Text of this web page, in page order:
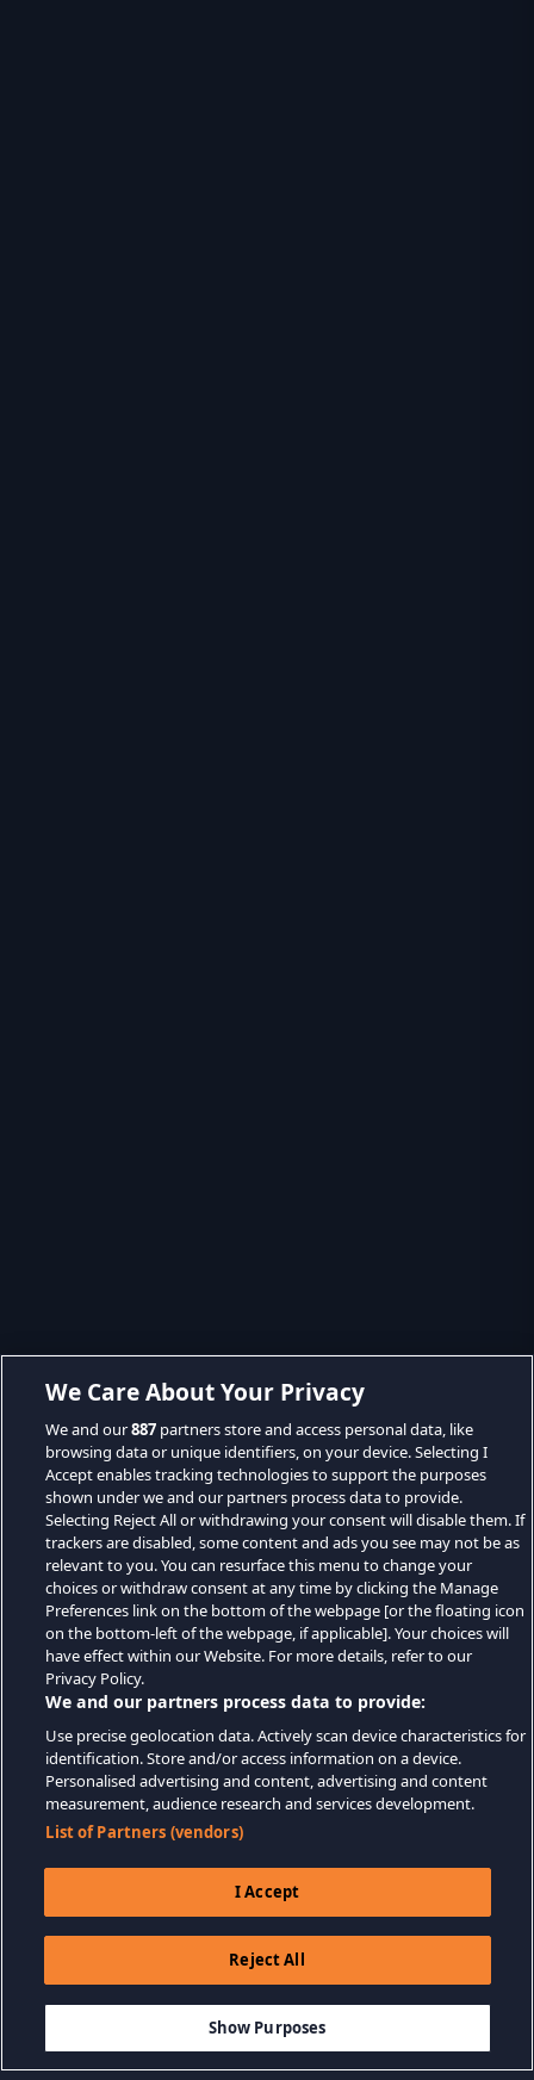
-70% $39.99
IN DEN WARENKORB LEGEN
We Care About Your Privacy
We and our887 partners store and access personal data, like
browsing data or unique identifiers, on your device. Selecting I
Accept enables tracking technologies to support the purposes
shown under we and our partners process data to provide.
Selecting Reject All or withdrawing your consent will disable them. If
trackers are disabled, some content and ads you see may not be as
relevant to you. You can resurface this menu to change your
choices or withdraw consent at any time by clicking the Manage
Preferences link on the bottom of the webpage [or the floating icon
on the bottom-left of the webpage, if applicable]. Your choices will
have effect within our Website. For more details, refer to our
Privacy Policy.
We and our partners process data to provide:
Use precise geolocation data. Actively scan device characteristics for
identification. Store and/or access information on a device.
Personalised advertising and content, advertising and content
measurement, audience research and services development.
List of Partners (vendors)
I Accept
Reject All
Show Purposes